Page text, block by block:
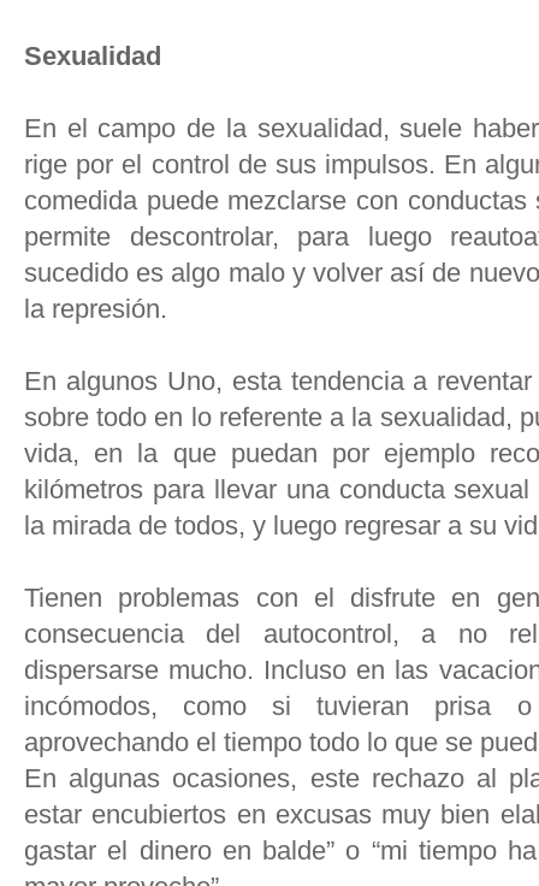
Sexualidad
En el campo de la sexualidad, suele
rige por el control de sus impulsos. En
comedida puede mezclarse con
permite descontrolar, para luego
sucedido es algo malo y volver así de
la represión.
En algunos Uno, esta tendencia a
sobre todo en lo referente a la sexualidad,
vida, en la que puedan por ejemplo
kilómetros para llevar una conducta
la mirada de todos, y luego regresar a su
Tienen problemas con el disfrute en
consecuencia del autocontrol, a no
dispersarse mucho. Incluso en las
incómodos, como si tuvieran prisa
aprovechando el tiempo todo lo que se
En algunas ocasiones, este rechazo al
estar encubiertos en excusas muy bien
gastar el dinero en balde” o “mi tiempo